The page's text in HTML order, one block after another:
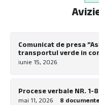
Comunicat de presa
transportul verde in
pentru biciclete la nivel
iunie 15, 2026
Procese verbale NR. 1-
mai 11, 2026 8